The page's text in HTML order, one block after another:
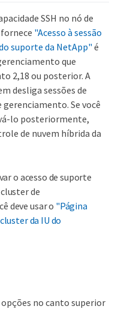
SSH no nó de
"Acesso à sessão
suporte da NetApp"é
que
2,18 ou posterior. A
desliga sessões de
Se você
lo posteriormente,
de nuvem híbrida da
o acesso de suporte
de
deve usar o "Página
da IU do
no canto superior